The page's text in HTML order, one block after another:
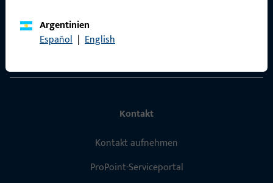
Argentinien
Español | EnglishProduktkatalog
Kontakt
Kontakt aufnehmen
ProPoint-Serviceportal